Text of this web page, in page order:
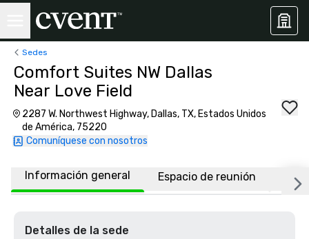
Sedes
Comfort Suites NW Dallas
Near Love Field
2287 W. Northwest Highway, Dallas, TX, Estados Unidos
de América, 75220
Comuníquese con nosotros
Información general Espacio de reunión
Detalles de la sede